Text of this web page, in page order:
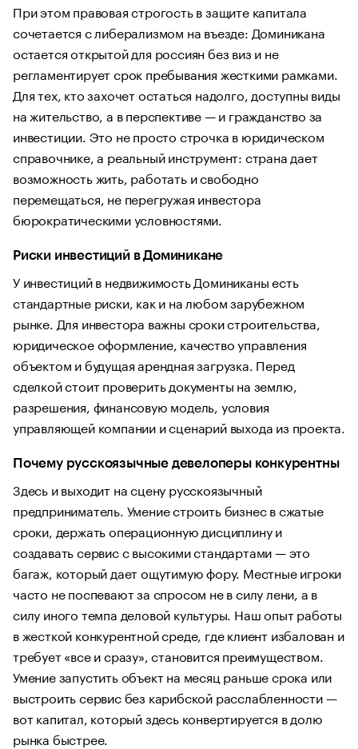
При этом правовая строгость в защите капитала
сочетается с либерализмом на въезде: Доминикана
остается открытой для россиян без виз и не
регламентирует срок пребывания жесткими рамками.
Для тех, кто захочет остаться надолго, доступны виды
на жительство, а в перспективе — и гражданство за
инвестиции. Это не просто строчка в юридическом
справочнике, а реальный инструмент: страна дает
возможность жить, работать и свободно
перемещаться, не перегружая инвестора
бюрократическими условностями.
Риски инвестиций в Доминикане
У инвестиций в недвижимость Доминиканы есть
стандартные риски, как и на любом зарубежном
рынке. Для инвестора важны сроки строительства,
юридическое оформление, качество управления
объектом и будущая арендная загрузка. Перед
сделкой стоит проверить документы на землю,
разрешения, финансовую модель, условия
управляющей компании и сценарий выхода из проекта.
Почему русскоязычные девелоперы конкурентны
Здесь и выходит на сцену русскоязычный
предприниматель. Умение строить бизнес в сжатые
сроки, держать операционную дисциплину и
создавать сервис с высокими стандартами — это
багаж, который дает ощутимую фору. Местные игроки
часто не поспевают за спросом не в силу лени, а в
силу иного темпа деловой культуры. Наш опыт работы
в жесткой конкурентной среде, где клиент избалован и
требует «все и сразу», становится преимуществом.
Умение запустить объект на месяц раньше срока или
выстроить сервис без карибской расслабленности —
вот капитал, который здесь конвертируется в долю
рынка быстрее.